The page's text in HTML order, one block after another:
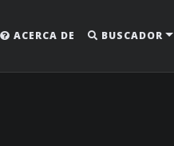
ACERCA DE BUSCADOR